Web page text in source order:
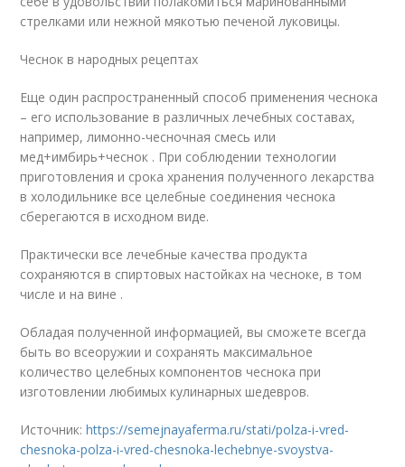
стрелками или нежной мякотью печеной луковицы.
Чеснок в народных рецептах
Еще один распространенный способ применения чеснока
– его использование в различных лечебных составах,
например, лимонно-чесночная смесь или
мед+имбирь+чеснок . При соблюдении технологии
приготовления и срока хранения полученного лекарства
в холодильнике все целебные соединения чеснока
сберегаются в исходном виде.
Практически все лечебные качества продукта
сохраняются в спиртовых настойках на чесноке, в том
числе и на вине .
Обладая полученной информацией, вы сможете всегда
быть во всеоружии и сохранять максимальное
количество целебных компонентов чеснока при
изготовлении любимых кулинарных шедевров.
Источник:https://semejnayaferma.ru/stati/polza-i-vred-
chesnoka-polza-i-vred-chesnoka-lechebnye-svoystva-